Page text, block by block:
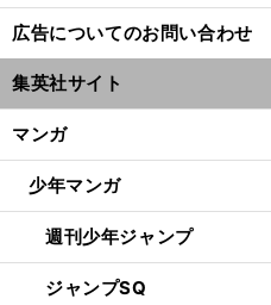
広告についてのお問い合わせ
集英社サイト
マンガ
少年マンガ
週刊少年ジャンプ
ジャンプSQ